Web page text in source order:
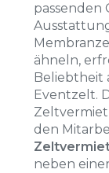
passenden
ähneln,
Beliebtheit
Eventzelt.
den
neben